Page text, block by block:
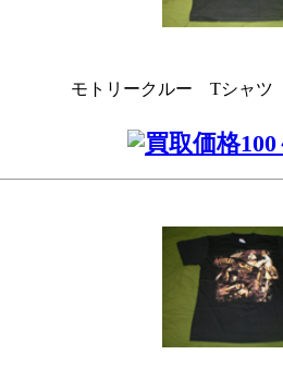
モトリークルー Tシャツ